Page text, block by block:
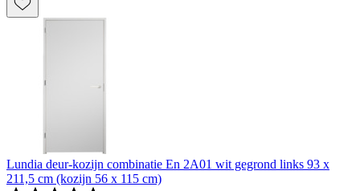
Lundia deur-kozijn combinatie En 2A01 wit gegrond links 93 x
211,5 cm (kozijn 56 x 115 cm)